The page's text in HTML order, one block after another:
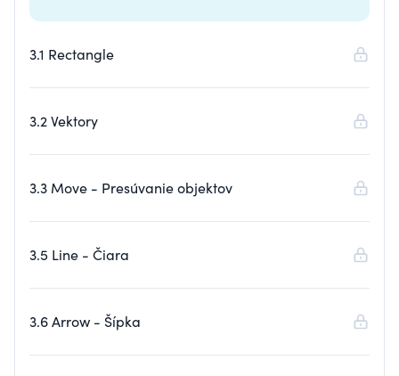
3.1 Rectangle
3.2 Vektory
3.3 Move - Presúvanie objektov
3.5 Line - Čiara
3.6 Arrow - Šípka